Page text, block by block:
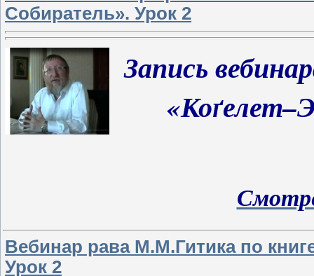
Собиратель». Урок 2
Запись
Вебинар рава М.М.Гитика по
Урок 2